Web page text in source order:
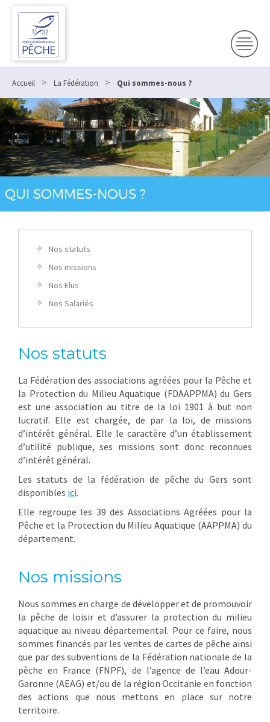
Accueil > La Fédération > Qui sommes-nous ?
QUI SOMMES-NOUS ?
Nos statuts
Nos missions
Nos Elus
Nos Salariés
Nos statuts
La Fédération des associations agréées pour la Pêche et
la Protection du Milieu Aquatique (FDAAPPMA) du Gers
est une association au titre de la loi 1901 à but non
lucratif. Elle est chargée, de par la loi, de missions
d’intérêt général. Elle le caractère d’un établissement
d’utilité publique, ses missions sont donc reconnues
d’intérêt général.
Les statuts de la fédération de pêche du Gers sont
disponibles ici.
Elle regroupe les 39 des Associations Agréées pour la
Pêche et la Protection du Milieu Aquatique (AAPPMA) du
département.
Nos missions
Nous sommes en charge de développer et de promouvoir
la pêche de loisir et d’assurer la protection du milieu
aquatique au niveau départemental. Pour ce faire, nous
sommes financés par les ventes de cartes de pêche ainsi
que par des subventions de la Fédération nationale de la
pêche en France (FNPF), de l’agence de l’eau Adour-
Garonne (AEAG) et/ou de la région Occitanie en fonction
des actions que nous mettons en place sur notre
territoire.